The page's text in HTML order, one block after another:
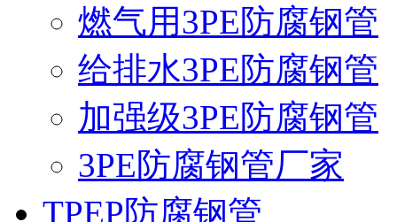
燃气用3PE防腐钢管
给排水3PE防腐钢管
加强级3PE防腐钢管
3PE防腐钢管厂家
TPEP防腐钢管